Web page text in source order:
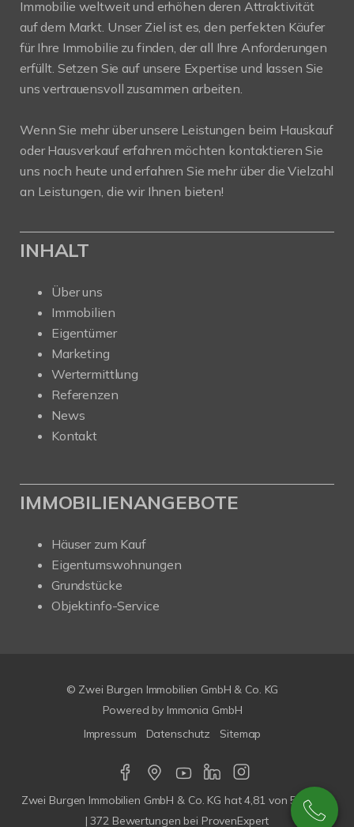
Immobilie weltweit und erhöhen deren Attraktivität
auf dem Markt. Unser Ziel ist es, den perfekten Käufer
für Ihre Immobilie zu finden, der all Ihre Anforderungen
erfüllt. Setzen Sie auf unsere Expertise und lassen Sie
uns vertrauensvoll zusammen arbeiten.
Wenn Sie mehr über unsere Leistungen beim Hauskauf
oder Hausverkauf erfahren möchten kontaktieren Sie
uns noch heute und erfahren Sie mehr über die Vielzahl
an Leistungen, die wir Ihnen bieten!
INHALT
Über uns
Immobilien
Eigentümer
Marketing
Wertermittlung
Referenzen
News
Kontakt
IMMOBILIENANGEBOTE
Häuser zum Kauf
Eigentumswohnungen
Grundstücke
Objektinfo-Service
© Zwei Burgen Immobilien GmbH & Co. KG
Powered by Immonia GmbH
Impressum
Datenschutz Sitemap
Zwei Burgen Immobilien GmbH & Co. KG hat4,81 von5Sterne
|372 Bewertungen bei ProvenExpert